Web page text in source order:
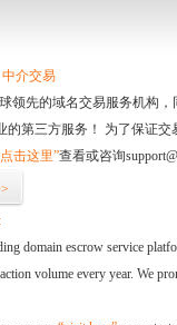
中介交易
领先的域名交易服务机构
的第三方服务！ 为了保证
击这里”查看或咨询
domain escrow service
volume every year. We